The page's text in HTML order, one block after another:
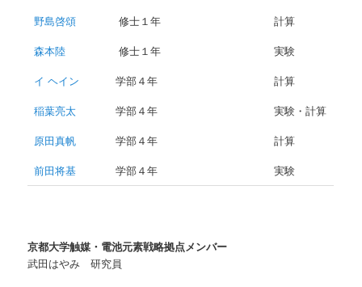
野島啓頌
修士１年
計算
森本陸
修士１年
実験
イ ヘイン
学部４年
計算
稲葉亮太
学部４年
実験・計算
原田真帆
学部４年
計算
前田将基
学部４年 実験
京都大学触媒・電池元素戦略拠点メンバー
武田はやみ 研究員